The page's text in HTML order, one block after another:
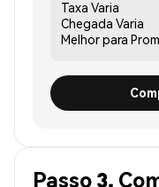
Taxa Varia
Chegada Varia
Melhor para
Passo 3.